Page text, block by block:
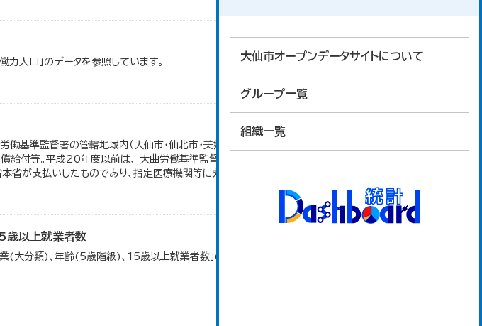
大仙市オープンデータサイトについて
グループ一覧
組織一覧
人口」のデータを参照しています。
働基準監督署の管轄地域内（大仙市・仙北市・美郷町）の合計。 保険給付件数のその他欄
給付等。平成20年度以前は、 大曲労働基準監督署が支給決定した分のみ。 平成21年
省が支払いしたものであり、指定医療機関等に対する診療費給付、...
歳以上就業者数
(大分類)、年齢(5歳階級)、15歳以上就業者数」のデータを参照しています。